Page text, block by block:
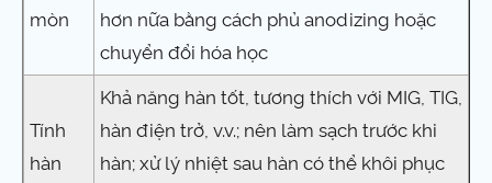
mòn
hơn nữa bằng cách phủ anodizing hoặc
chuyển đổi hóa học
Tính
hàn
Khả năng hàn tốt, tương thích với MIG, TIG,
hàn điện trở, v.v.; nên làm sạch trước khi
hàn; xử lý nhiệt sau hàn có thể khôi phục